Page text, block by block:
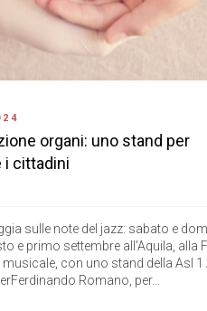
organi: uno stand per
i cittadini
sulle note del jazz: sabato e
e primo settembre all’Aquila, alla
con uno stand della Asl 1
Romano, per...